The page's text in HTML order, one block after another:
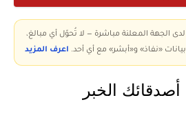
لدى الجهة المعلنة مباشرة — لا تُحوّل أي مبالغ،
«نفاذ» و«أبشر» مع أي أحد. اعرف المزيد
الخبر